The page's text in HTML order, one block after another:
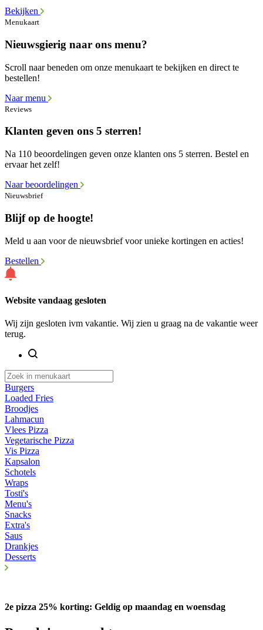
Bekijken
Menukaart
Nieuwsgierig naar ons menu?
Scroll naar beneden om onze menukaart te bekijken en direct te
bestellen!
Naar menu
Reviews
Klanten geven ons 5 sterren!
Na 110 beoordelingen geven onze klanten ons 5 sterren. Bestel en
ervaar het zelf!
Naar beoordelingen
Nieuwsbrief
Blijf op de hoogte!
Meld u aan voor de nieuwsbrief voor unieke kortingen en acties!
Bestellen
Website vandaag gesloten
Wij zijn gesloten ivm vakantie. Wij zien u graag na de vakantie weer
terug.
Burgers
Loaded Fries
Broodjes
Lahmacun
Vlees Pizza
Vegetarische Pizza
Vis Pizza
Kapsalon
Schotels
Wraps
Tosti's
Menu's
Snacks
Extra's
Saus
Drankjes
Desserts
2e pizza 25% korting: Geldig op maandag en woensdag